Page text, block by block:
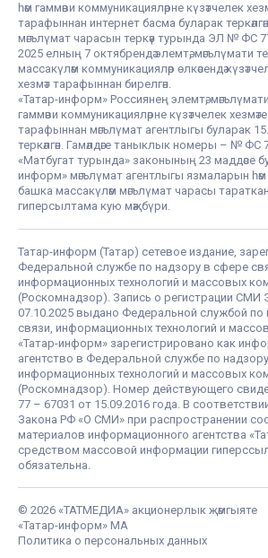
һәм гаммәви коммуникацияләрне күзәтчелек
тарафыннан интернет басма буларак
мәгълүмат чарасын теркәү турында ЭЛ № ФС
2025 елның 7 октябрендә элемтә, мәгълүмати
массакүләм коммуникацияләр өлкәсендә
хезмәт тарафыннан бирелгән.
«Татар-информ» Россиянең элемтә, мәгълүмати
гаммәви коммуникацияләрне күзәтчелек
тарафыннан мәгълүмат агентлыгы буларак
теркәлгән. Гамәлдәге таныклык номеры – № ФС
«Матбугат турында» законының 23 маддәсе
информ» мәгълүмат агентлыгы язмаларын
башка массакүләм мәгълүмат чарасы
гиперсылтама кую мәҗбүри.
Татар-информ (Татар) сетевое издание,
Федеральной службе по надзору в сфере
информационных технологий и массовых
(Роскомнадзор). Запись о регистрации
07.10.2025 выдано Федеральной службой по
связи, информационных технологий и
«Татар-информ» зарегистрировано как
агентство в Федеральной службе по
информационных технологий и массовых
(Роскомнадзор). Номер действующего
77 – 67031 от 15.09.2016 года. В
Закона РФ «О СМИ» при распространении
материалов информационного агентства
средством массовой информации
обязательна.
© 2026 «ТАТМЕДИА» акционерлык җәмгыяте
«Татар-информ» МА
Политика о персональных данных